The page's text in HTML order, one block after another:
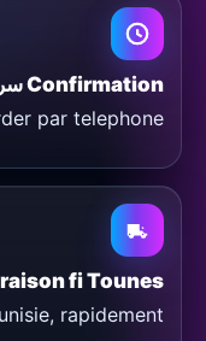
Confirmation سريعة
par telephone.
fi Tounes
rapidement.